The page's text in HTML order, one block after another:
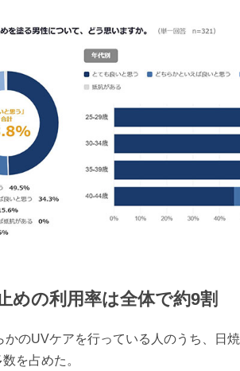
めの利用率は全体で約9割
かのUVケアを行っている人のうち、日
を占めた。